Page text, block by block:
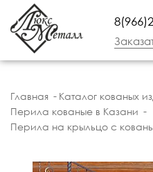
Главная
Каталог кованых
Перила кованые в Казани
Перила на крыльцо с